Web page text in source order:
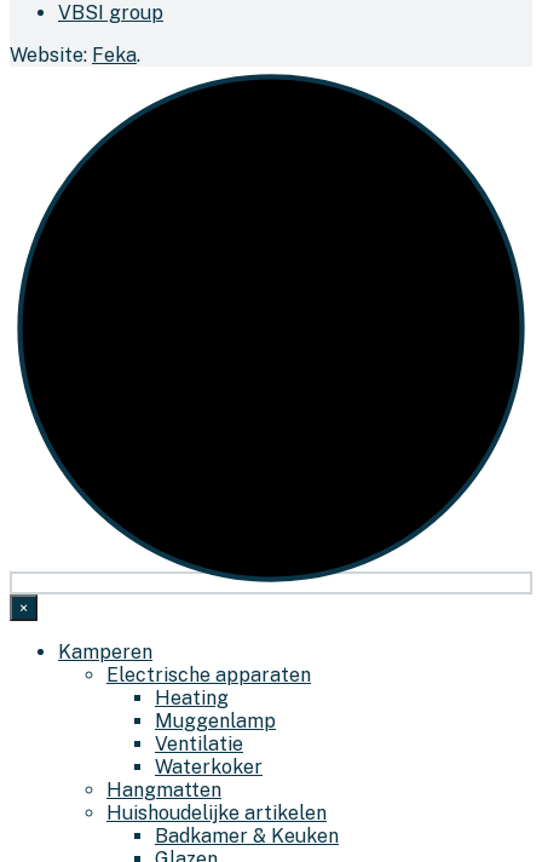
VBSI group
Website: Feka.
×
Kamperen
Electrische apparaten
Heating
Muggenlamp
Ventilatie
Waterkoker
Hangmatten
Huishoudelijke artikelen
Badkamer & Keuken